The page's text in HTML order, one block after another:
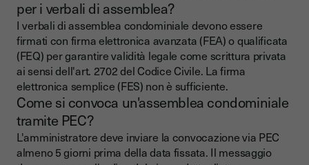
per i verbali di assemblea?
I verbali di assemblea condominiale devono essere
firmati con firma elettronica avanzata (FEA) o qualificata
(FEQ) per garantire validità legale come scrittura privata
ai sensi dell'art. 2702 del Codice Civile. La firma
elettronica semplice (FES) non è sufficiente.
Come si convoca un'assemblea condominiale
tramite PEC?
L'amministratore deve inviare la convocazione via PEC
almeno 5 giorni prima della data fissata. Il messaggio